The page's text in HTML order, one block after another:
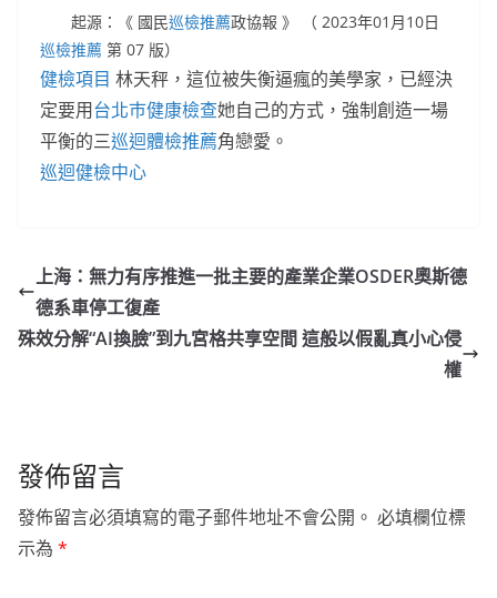
起源：《 國民巡檢推薦政協報 》 （ 2023年01月10日
巡檢推薦 第 07 版）
健檢項目 林天秤，這位被失衡逼瘋的美學家，已經決
定要用台北巿健康檢查她自己的方式，強制創造一場
平衡的三巡迴體檢推薦角戀愛。
巡迴健檢中心
上海：無力有序推進一批主要的產業企業OSDER奧斯德
德系車停工復產
殊效分解“AI換臉”到九宮格共享空間 這般以假亂真小心侵
權
發佈留言
發佈留言必須填寫的電子郵件地址不會公開。 必填欄位標
示為 *